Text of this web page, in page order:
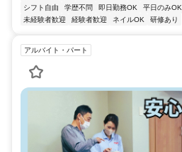
シフト自由
学歴不問 即日勤務OK 平日のみOK
未経験者歓迎
経験者歓迎 ネイルOK 研修あり
アルバイト・パート